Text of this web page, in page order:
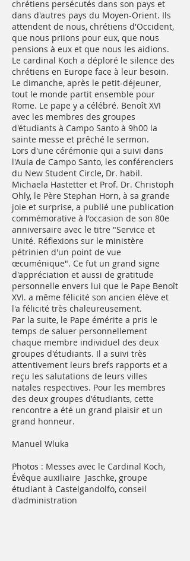
chrétiens persécutés dans son pays et
dans d'autres pays du Moyen-Orient. Ils
attendent de nous, chrétiens d'Occident,
que nous priions pour eux, que nous
pensions à eux et que nous les aidions.
Le cardinal Koch a déploré le silence des
chrétiens en Europe face à leur besoin.
Le dimanche, après le petit-déjeuner,
tout le monde partit ensemble pour
Rome. Le pape y a célébré. Benoît XVI
avec les membres des groupes
d'étudiants à Campo Santo à 9h00 la
sainte messe et prêché le sermon.
Lors d'une cérémonie qui a suivi dans
l'Aula de Campo Santo, les conférenciers
du New Student Circle, Dr. habil.
Michaela Hastetter et Prof. Dr. Christoph
Ohly, le Père Stephan Horn, à sa grande
joie et surprise, a publié une publication
commémorative à l'occasion de son 80e
anniversaire avec le titre "Service et
Unité. Réflexions sur le ministère
pétrinien d'un point de vue
œcuménique". Ce fut un grand signe
d'appréciation et aussi de gratitude
personnelle envers lui que le Pape Benoît
XVI. a même félicité son ancien élève et
l'a félicité très chaleureusement.
Par la suite, le Pape émérite a pris le
temps de saluer personnellement
chaque membre individuel des deux
groupes d'étudiants. Il a suivi très
attentivement leurs brefs rapports et a
reçu les salutations de leurs villes
natales respectives. Pour les membres
des deux groupes d'étudiants, cette
rencontre a été un grand plaisir et un
grand honneur.
Manuel Wluka
Photos : Messes avec le Cardinal Koch,
Évêque auxiliaire Jaschke, groupe
étudiant à Castelgandolfo, conseil
d'administration